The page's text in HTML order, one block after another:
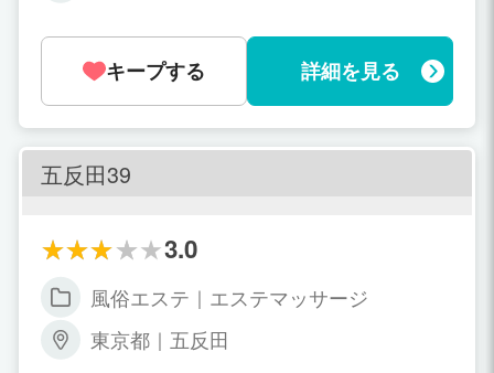
キープする 詳細を見る
五反田39
3.0
風俗エステ｜エステマッサージ
東京都｜五反田